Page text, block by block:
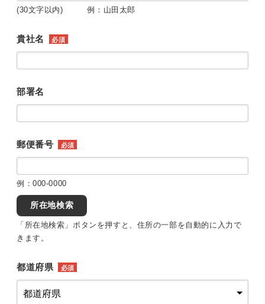
(30文字以内) 例：山田太郎
貴社名 必須
部署名
郵便番号 必須
例：000-0000
所在地検索
「所在地検索」ボタンを押すと、住所の一部を自動的に入力で
きます。
都道府県 必須